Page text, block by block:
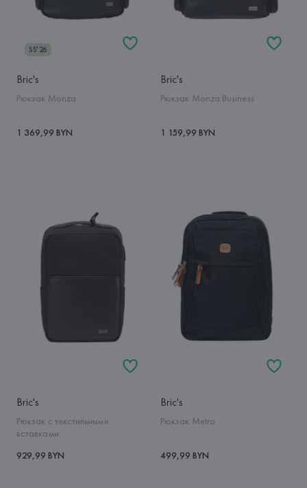
SS'26
Bric's
Рюкзак Monza
1 369,99 BYN
Bric's
Рюкзак Monza Business
1 159,99 BYN
Bric's
Рюкзак с текстильными
вставками
929,99 BYN
Bric's
Рюкзак Metro
499,99 BYN